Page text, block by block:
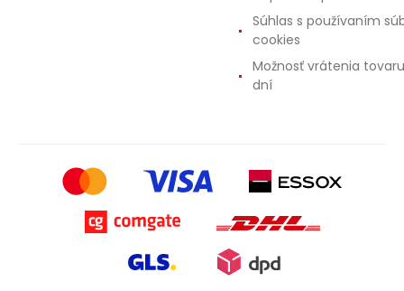
Súhlas s používaním
cookies
Možnosť vrátenia
dní